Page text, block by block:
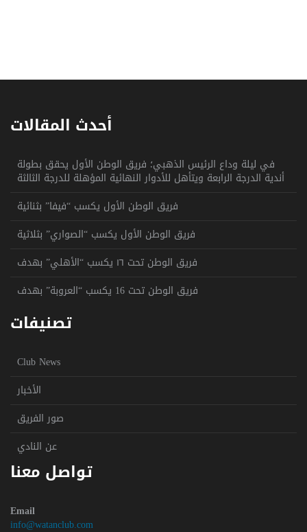
أحدث المقالات
في ليلة وداع الرئيس الذهبي؛ فريق الوطن الأول يحقق بطولة
أندية الدرجة الرابعة ويتأهل للأدوار النهائية المؤهلة للدرجة الثالثة
فريق الوطن الأول يكسب “فيفا” بثنائية
فريق الوطن الأول يكسب “الصواري” بثلاثية
فريق الوطن تحت ١٦ يكسب “الأهلي” بهدف
فريق الوطن تحت 16 يكسب “العروبة” بهدف
تصنيفات
Club News
الأخبار
صور الفريق
عن النادي
تواصل معنا
Email
info@watanclub.com